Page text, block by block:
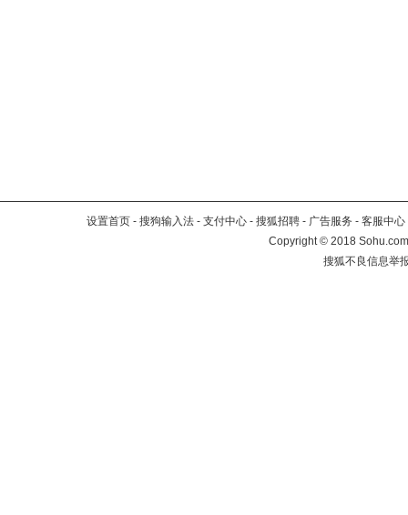
设置首页 - 搜狗输入法 - 支付中心 - 搜狐招聘 - 广告服务 - 客服中心
Copyright©2018
搜狐不良信息举